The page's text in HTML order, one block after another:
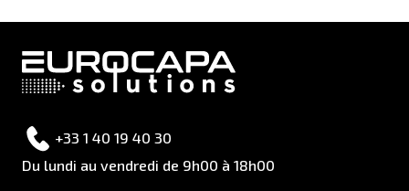
+33 1 40 19 40 30
Du lundi au vendredi de 9h00 à 18h00